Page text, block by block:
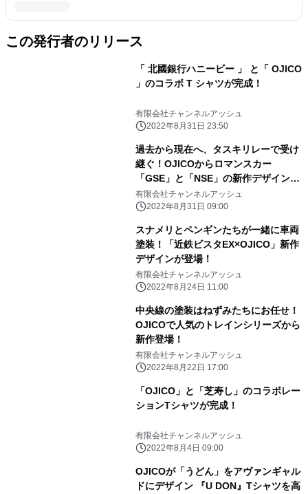
この発行者のリリース
「 北國銀行ハニービー 」 と「 OJICO
」のコラボ T シャツが完成！
有限会社チャンネルアッシュ
2022年8月31日 23:50
過去から現在へ、タスキリレーで受け
継ぐ！OJICOからロマンスカー
「GSE」と「NSE」の新作デザインが
登場！
有限会社チャンネルアッシュ
2022年8月31日 09:00
スナメリとペンギンたちが一緒に車両
塗装！「近鉄ビスタEX×OJICO」新作
デザインが登場！
有限会社チャンネルアッシュ
2022年8月24日 11:00
中央線の塗装はねずみたちにお任せ！
OJICOで人気のトレインシリーズから
新作登場！
有限会社チャンネルアッシュ
2022年8月22日 17:00
「OJICO」と「芝寿し」のコラボレー
ションTシャツが完成！
有限会社チャンネルアッシュ
2022年8月4日 09:00
OJICOが「うどん」をアヴァンギャル
ドにデザイン 『U DON』Tシャツを高